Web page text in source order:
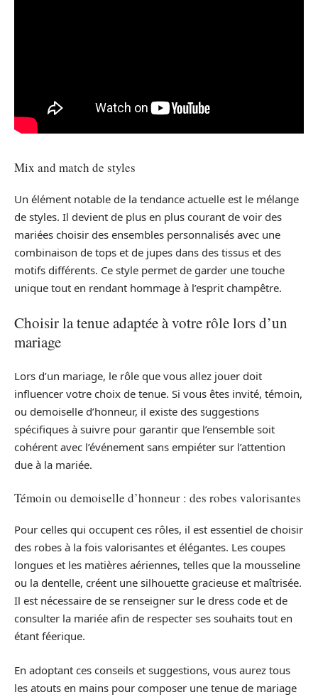
Mix and match de styles
Un élément notable de la tendance actuelle est le mélange
de styles. Il devient de plus en plus courant de voir des
mariées choisir des ensembles personnalisés avec une
combinaison de tops et de jupes dans des tissus et des
motifs différents. Ce style permet de garder une touche
unique tout en rendant hommage à l’esprit champêtre.
Choisir la tenue adaptée à votre rôle lors d’un
mariage
Lors d’un mariage, le rôle que vous allez jouer doit
influencer votre choix de tenue. Si vous êtes invité, témoin,
ou demoiselle d’honneur, il existe des suggestions
spécifiques à suivre pour garantir que l’ensemble soit
cohérent avec l’événement sans empiéter sur l’attention
due à la mariée.
Témoin ou demoiselle d’honneur : des robes valorisantes
Pour celles qui occupent ces rôles, il est essentiel de choisir
des robes à la fois valorisantes et élégantes. Les coupes
longues et les matières aériennes, telles que la mousseline
ou la dentelle, créent une silhouette gracieuse et maîtrisée.
Il est nécessaire de se renseigner sur le dress code et de
consulter la mariée afin de respecter ses souhaits tout en
étant féerique.
En adoptant ces conseils et suggestions, vous aurez tous
les atouts en mains pour composer une tenue de mariage